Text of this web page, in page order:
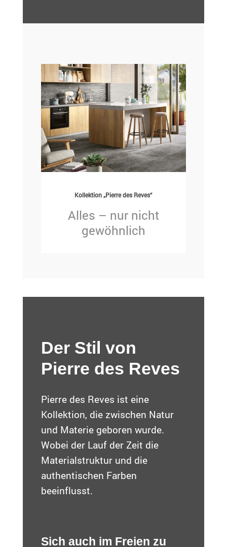
Kollektion „Pierre des Reves“
Alles – nur nicht
gewöhnlich
Der Stil von
Pierre des Reves
Pierre des Reves ist eine
Kollektion, die zwischen Natur
und Materie geboren wurde.
Wobei der Lauf der Zeit die
Materialstruktur und die
authentischen Farben
beeinflusst.
Sich auch im Freien zu